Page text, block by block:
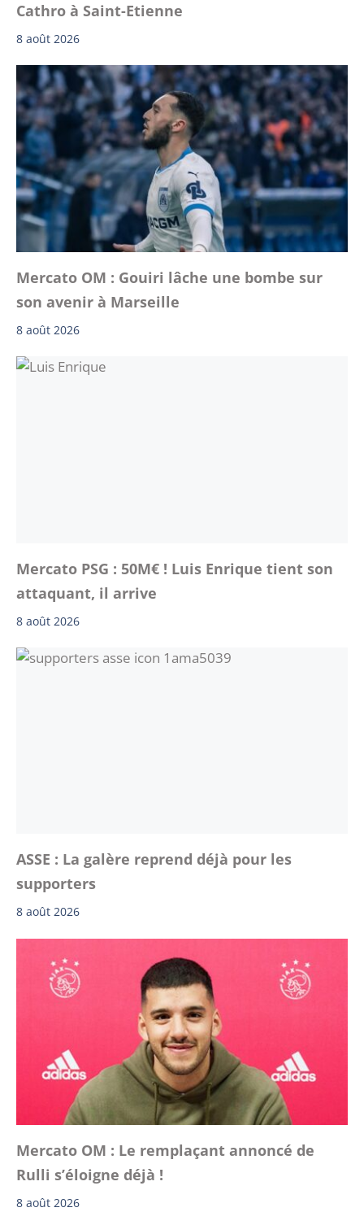
Cathro à Saint-Etienne
8 août 2026
Mercato OM : Gouiri lâche une bombe sur
son avenir à Marseille
8 août 2026
Mercato PSG : 50M€ ! Luis Enrique tient son
attaquant, il arrive
8 août 2026
ASSE : La galère reprend déjà pour les
supporters
8 août 2026
Mercato OM : Le remplaçant annoncé de
Rulli s’éloigne déjà !
8 août 2026